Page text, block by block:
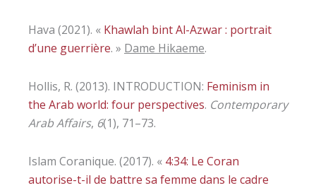
Hava (2021). « Khawlah bint Al-Azwar : portrait
d’une guerrière. » Dame Hikaeme.
Hollis, R. (2013). INTRODUCTION: Feminism in
the Arab world: four perspectives. Contemporary
Arab Affairs, 6(1), 71–73.
Islam Coranique. (2017). « 4:34: Le Coran
autorise-t-il de battre sa femme dans le cadre